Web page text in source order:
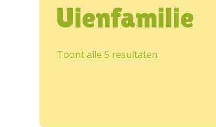
Uienfamilie
Toont alle 5 resultaten